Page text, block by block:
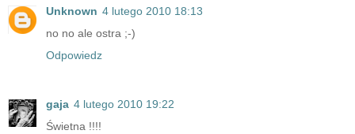
Unknown 4 lutego 2010 18:13
no no ale ostra ;-)
Odpowiedz
gaja 4 lutego 2010 19:22
Świetna !!!!